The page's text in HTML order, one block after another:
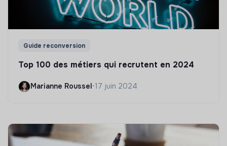
Guide reconversion
Top 100 des métiers qui recrutent en 2024
Marianne Roussel •17 juin 2024